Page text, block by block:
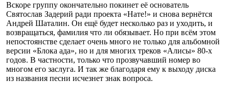
Вскоре группу окончательно покинет её основатель
Святослав Задерий ради проекта «Нате!» и снова вернётся
Андрей Шаталин. Он ещё будет несколько раз и уходить, и
возвращаться, фамилия что ли обязывает. Но при всём этом
непостоянстве сделает очень много не только для альбомной
версии «Блока ада», но и для многих треков «Алисы» 80-х
годов. В частности, только что прозвучавший номер во
многом его заслуга. И так же благодаря ему к выходу диска
из названия песни исчезнет знак вопроса.